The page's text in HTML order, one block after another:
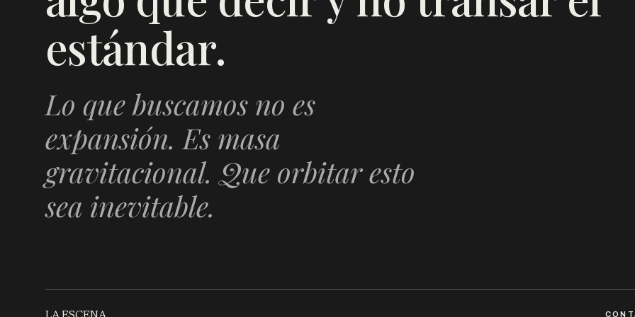
estándar.
Lo que buscamos no es
expansión. Es masa
gravitacional. Que orbitar esto
sea inevitable.